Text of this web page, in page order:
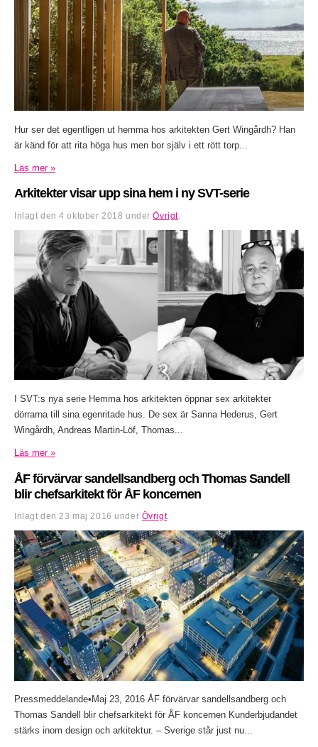
Hur ser det egentligen ut hemma hos arkitekten Gert Wingårdh? Han
är känd för att rita höga hus men bor själv i ett rött torp...
Läs mer »
Arkitekter visar upp sina hem i ny SVT-serie
Inlagt den4 oktober 2018 underÖvrigt.
I SVT:s nya serie Hemma hos arkitekten öppnar sex arkitekter
dörrarna till sina egenritade hus. De sex är Sanna Hederus, Gert
Wingårdh, Andreas Martin-Löf, Thomas...
Läs mer »
ÅF förvärvar sandellsandberg och Thomas Sandell
blir chefsarkitekt för ÅF koncernen
Inlagt den 23 maj 2016 under Övrigt.
Pressmeddelande•Maj 23, 2016 ÅF förvärvar sandellsandberg och
Thomas Sandell blir chefsarkitekt för ÅF koncernen Kunderbjudandet
stärks inom design och arkitektur. – Sverige står just nu...